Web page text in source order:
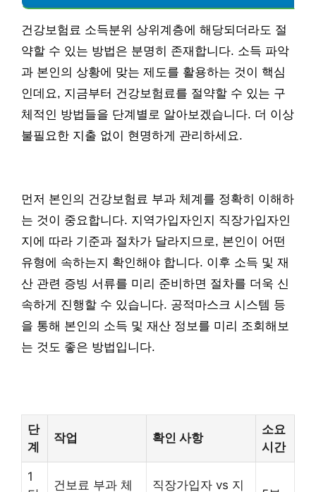
건강보험료 소득분위 상위계층에 해당되더라도 절
약할 수 있는 방법은 분명히 존재합니다. 소득 파악
과 본인의 상황에 맞는 제도를 활용하는 것이 핵심
인데요, 지금부터 건강보험료를 절약할 수 있는 구
체적인 방법들을 단계별로 알아보겠습니다. 더 이상
불필요한 지출 없이 현명하게 관리하세요.
먼저 본인의 건강보험료 부과 체계를 정확히 이해하
는 것이 중요합니다. 지역가입자인지 직장가입자인
지에 따라 기준과 절차가 달라지므로, 본인이 어떤
유형에 속하는지 확인해야 합니다. 이후 소득 및 재
산 관련 증빙 서류를 미리 준비하면 절차를 더욱 신
속하게 진행할 수 있습니다. 공적마스크 시스템 등
을 통해 본인의 소득 및 재산 정보를 미리 조회해보
는 것도 좋은 방법입니다.
단
계
작업 확인 사항
소요
시간
1
건보료 부과 체 직장가입자 vs 지